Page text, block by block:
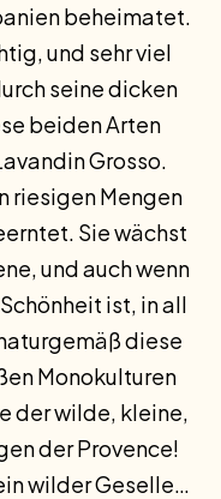
beheimatet.
und sehr viel
seine dicken
beiden Arten
Grosso.
riesigen Mengen
Sie wächst
und auch wenn
ist, in all
diese
Monokulturen
der wilde, kleine,
der Provence!
wilder Geselle…